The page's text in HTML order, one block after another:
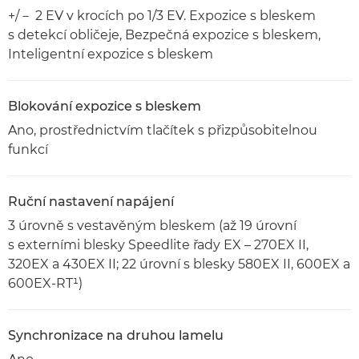
+/－ 2 EV v krocích po 1/3 EV. Expozice s bleskem
s detekcí obličeje, Bezpečná expozice s bleskem,
Inteligentní expozice s bleskem
Blokování expozice s bleskem
Ano, prostřednictvím tlačítek s přizpůsobitelnou
funkcí
Ruční nastavení napájení
3 úrovně s vestavěným bleskem (až 19 úrovní
s externími blesky Speedlite řady EX – 270EX II,
320EX a 430EX II; 22 úrovní s blesky 580EX II, 600EX a
600EX-RT¹)
Synchronizace na druhou lamelu